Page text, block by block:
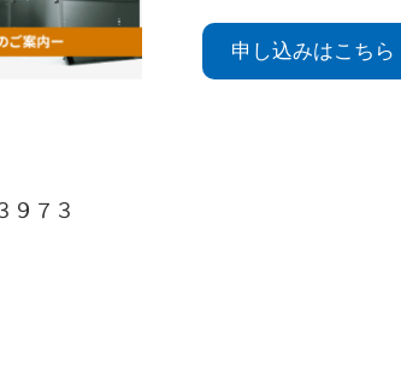
申し込みはこちら
９７３